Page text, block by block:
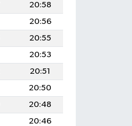
20:58
20:56
20:55
20:53
20:51
20:50
20:48
20:46